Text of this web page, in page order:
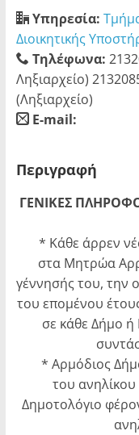
Υπηρεσία:
Διοικητικής
Τηλέφωνα:
Ληξιαρχείο)
(Ληξιαρχείο)
E-mail:
Περιγραφή
ΓΕΝΙΚΕΣ
* Κάθε άρρεν
στα Μητρώα
γέννησής του, την
του επομένου
σε κάθε Δήμο ή
* Αρμόδιος
του
Δημοτολόγιο